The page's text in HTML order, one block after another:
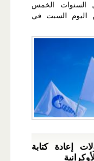
السنوات الخمس
اليوم السبت في
إعادة كتابة